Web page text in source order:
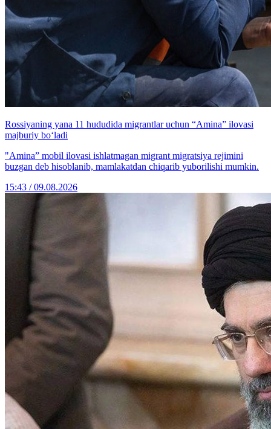
Rossiyaning yana 11 hududida migrantlar uchun “Amina” ilovasi
majburiy bo‘ladi
"Amina” mobil ilovasi ishlatmagan migrant migratsiya rejimini
buzgan deb hisoblanib, mamlakatdan chiqarib yuborilishi mumkin.
15:43 / 09.08.2026